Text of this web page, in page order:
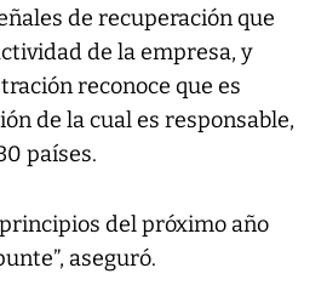
de recuperación que
de la empresa, y
reconoce que es
de la cual es responsable,
países.
del próximo año
aseguró.